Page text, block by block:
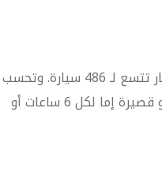
هناك 3 مواقف للسيارات في المطار تتسع لـ 486 سيارة. وتحسب
تعرفة ركن السيارة لفترات طويلة أو قصيرة إما لكل 6 ساعات أو